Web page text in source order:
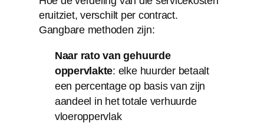
eruitziet, verschilt per contract.
Gangbare methoden zijn:
Naar rato van gehuurde
oppervlakte: elke huurder betaalt
een percentage op basis van zijn
aandeel in het totale verhuurde
vloeroppervlak